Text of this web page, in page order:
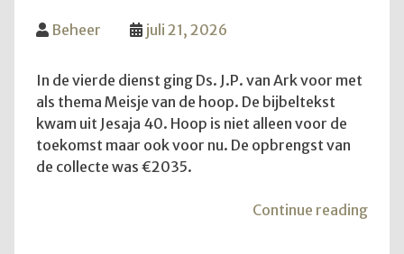
Beheer juli 21, 2026
In de vierde dienst ging Ds. J.P. van Ark voor met
als thema Meisje van de hoop. De bijbeltekst
kwam uit Jesaja 40. Hoop is niet alleen voor de
toekomst maar ook voor nu. De opbrengst van
de collecte was €2035.
Continue reading